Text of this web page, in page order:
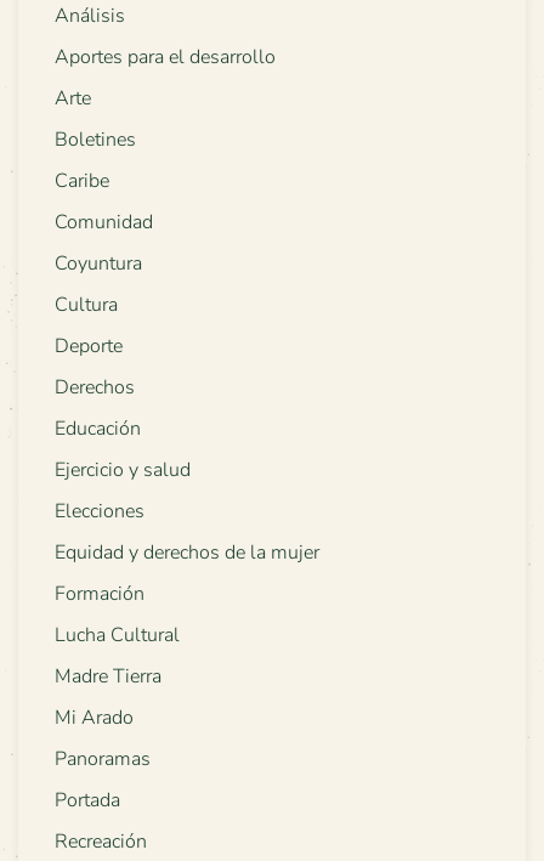
Análisis
Aportes para el desarrollo
Arte
Boletines
Caribe
Comunidad
Coyuntura
Cultura
Deporte
Derechos
Educación
Ejercicio y salud
Elecciones
Equidad y derechos de la mujer
Formación
Lucha Cultural
Madre Tierra
Mi Arado
Panoramas
Portada
Recreación